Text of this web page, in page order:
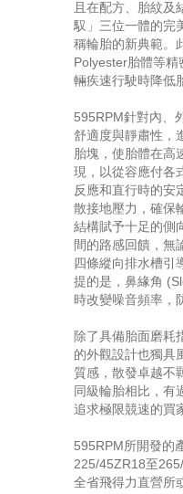
且在配方、胎紋及
馭」三位一體的完
稱輪胎的新典範。
Polyester胎體等
輛疾速行駛時降低
595RPM針對內、
舒適度與靜肅性，
胎塊，使胎體在高
現，以從容應付各
反應和直行時的安
散接地壓力，確保
結構賦予十足的側
間的路感回饋，無
四條縱向排水槽引
提的是，鼻緣角
時改變噪音頻率，
除了具備胎面磨耗
的外觀設計也獨具
質感，散發卓越不
同級輪胎相比，有
追求極限競速的買
595RPM所開發的
225/45ZR18至
全省飛得力直營所